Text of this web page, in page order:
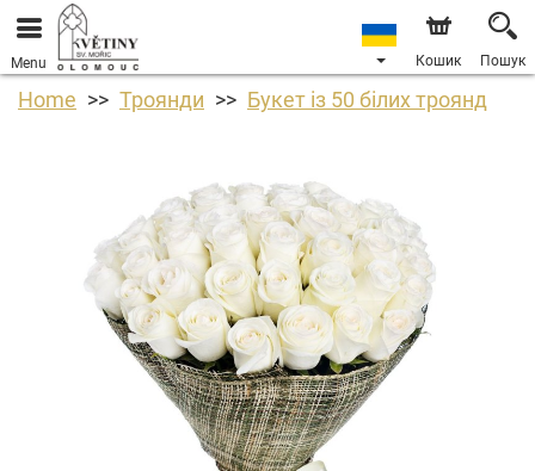
Menu Кошик Пошук
Home Троянди Букет із 50 білих троянд